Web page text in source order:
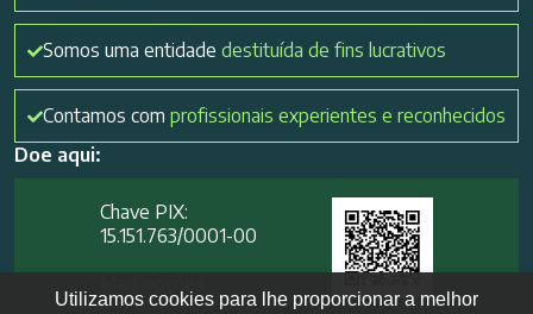
Somos uma entidade destituída de fins lucrativos
Contamos com profissionais experientes e reconhecidos
Doe aqui:
Chave PIX:
15.151.763/0001-00​
Utilizamos cookies para lhe proporcionar a melhor